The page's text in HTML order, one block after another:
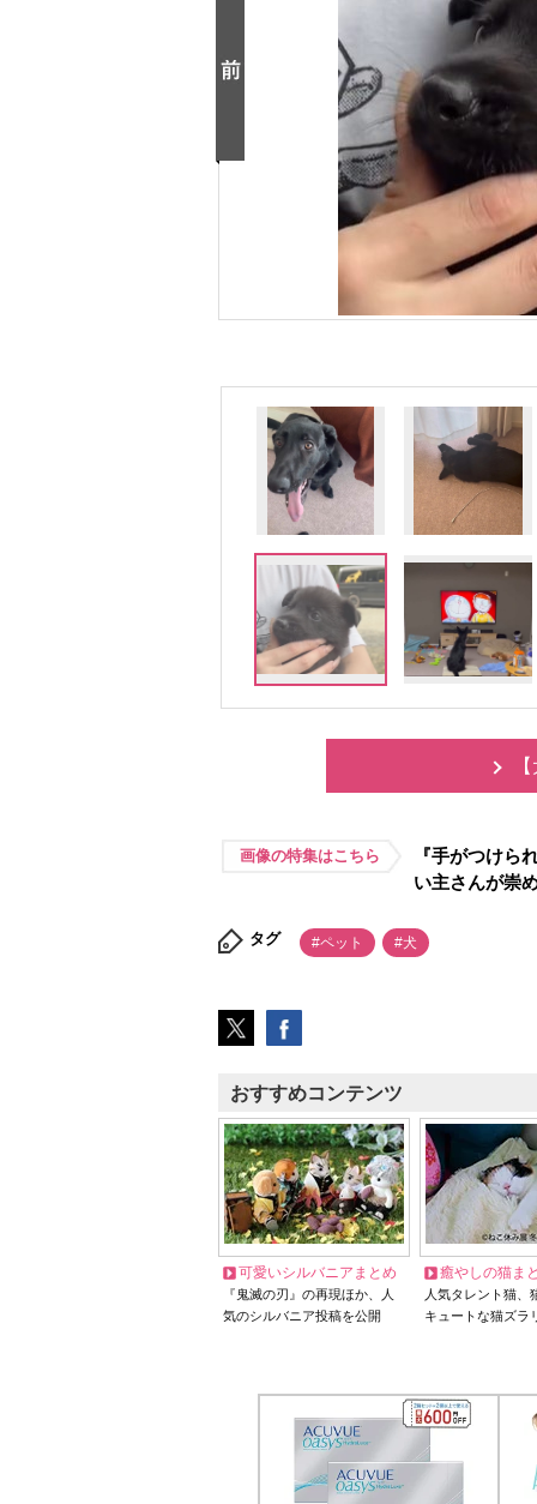
画像の特集はこちら
『手がつけら
い主さんが崇
タグ #ペット #犬
おすすめコンテンツ
可愛いシルバニアまとめ
『鬼滅の刃』の再現ほか、人
気のシルバニア投稿を公開
癒やしの猫ま
人気タレント猫
キュートな猫ズラ